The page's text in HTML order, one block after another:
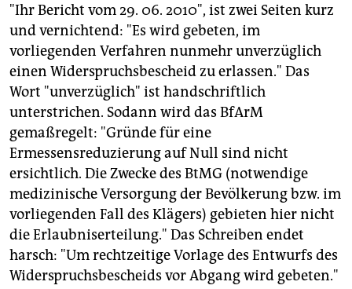
"Ihr Bericht vom 29. 06. 2010", ist zwei Seiten kurz
und vernichtend: "Es wird gebeten, im
vorliegenden Verfahren nunmehr unverzüglich
einen Widerspruchsbescheid zu erlassen." Das
Wort "unverzüglich" ist handschriftlich
unterstrichen. Sodann wird das BfArM
gemaßregelt: "Gründe für eine
Ermessensreduzierung auf Null sind nicht
ersichtlich. Die Zwecke des BtMG (notwendige
medizinische Versorgung der Bevölkerung bzw. im
vorliegenden Fall des Klägers) gebieten hier nicht
die Erlaubniserteilung." Das Schreiben endet
harsch: "Um rechtzeitige Vorlage des Entwurfs des
Widerspruchsbescheids vor Abgang wird gebeten."